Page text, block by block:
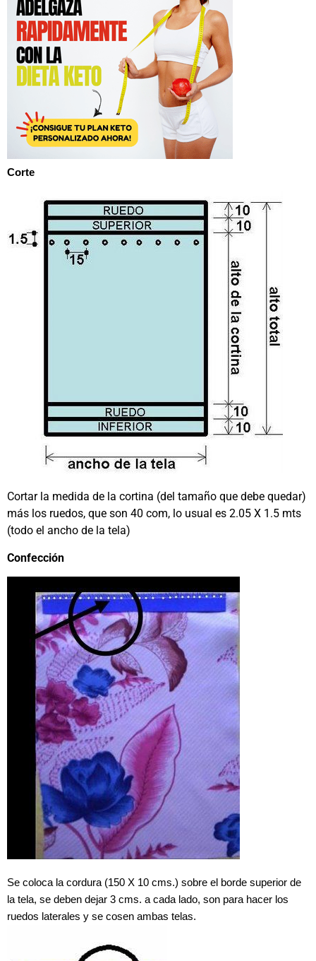
Corte
Cortar la medida de la cortina (del tamaño que debe quedar)
más los ruedos, que son 40 com, lo usual es 2.05 X 1.5 mts
(todo el ancho de la tela)
Confección
Se coloca la cordura (150 X 10 cms.) sobre el borde superior de
la tela, se deben dejar 3 cms. a cada lado, son para hacer los
ruedos laterales y se cosen ambas telas.